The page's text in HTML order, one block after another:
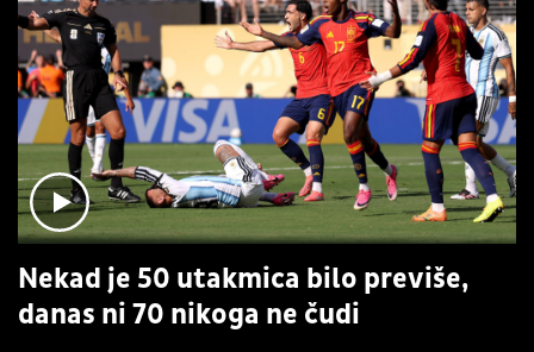
Nekad je 50 utakmica bilo previše,
danas ni 70 nikoga ne čudi